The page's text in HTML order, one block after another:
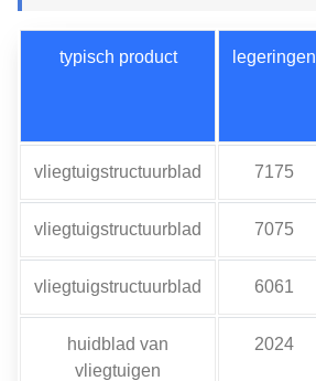
typisch product legeringen
vliegtuigstructuurblad 7175
vliegtuigstructuurblad 7075
vliegtuigstructuurblad 6061
huidblad van
vliegtuigen
2024